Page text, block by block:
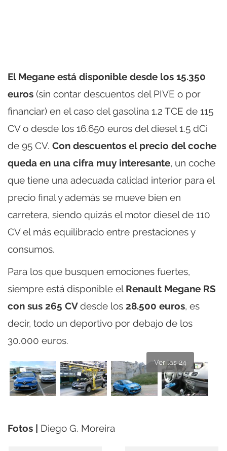
El Megane está disponible desde los 15.350
euros (sin contar descuentos del PIVE o por
financiar) en el caso del gasolina 1.2 TCE de 115
CV o desde los 16.650 euros del diesel 1.5 dCi
de 95 CV. Con descuentos el precio del coche
queda en una cifra muy interesante, un coche
que tiene una adecuada calidad interior para el
precio final y además se mueve bien en
carretera, siendo quizás el motor diesel de 110
CV el más equilibrado entre prestaciones y
consumos.
Para los que busquen emociones fuertes,
siempre está disponible el Renault Megane RS
con sus 265 CVdesde los 28.500 euros, es
decir, todo un deportivo por debajo de los
30.000 euros.
Ver las 24
Fotos | Diego G. Moreira